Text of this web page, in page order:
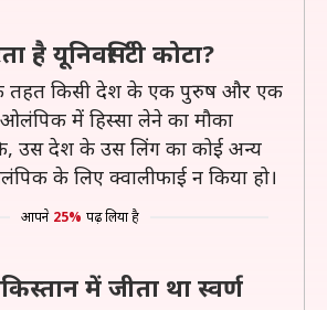
यूनिवर्सिटी कोटा?
के तहत किसी देश के एक पुरुष और एक
में हिस्सा लेने का मौका
उस देश के उस लिंग का कोई अन्य
के लिए क्वालीफाई न किया हो।
आपने 25% पढ़ लिया है
में जीता था स्वर्ण